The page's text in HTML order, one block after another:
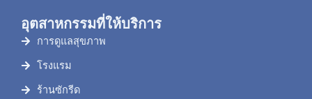
อุตสาหกรรมที่ให้บริการ
การดูแลสุขภาพ
โรงแรม
ร้านซักรีด